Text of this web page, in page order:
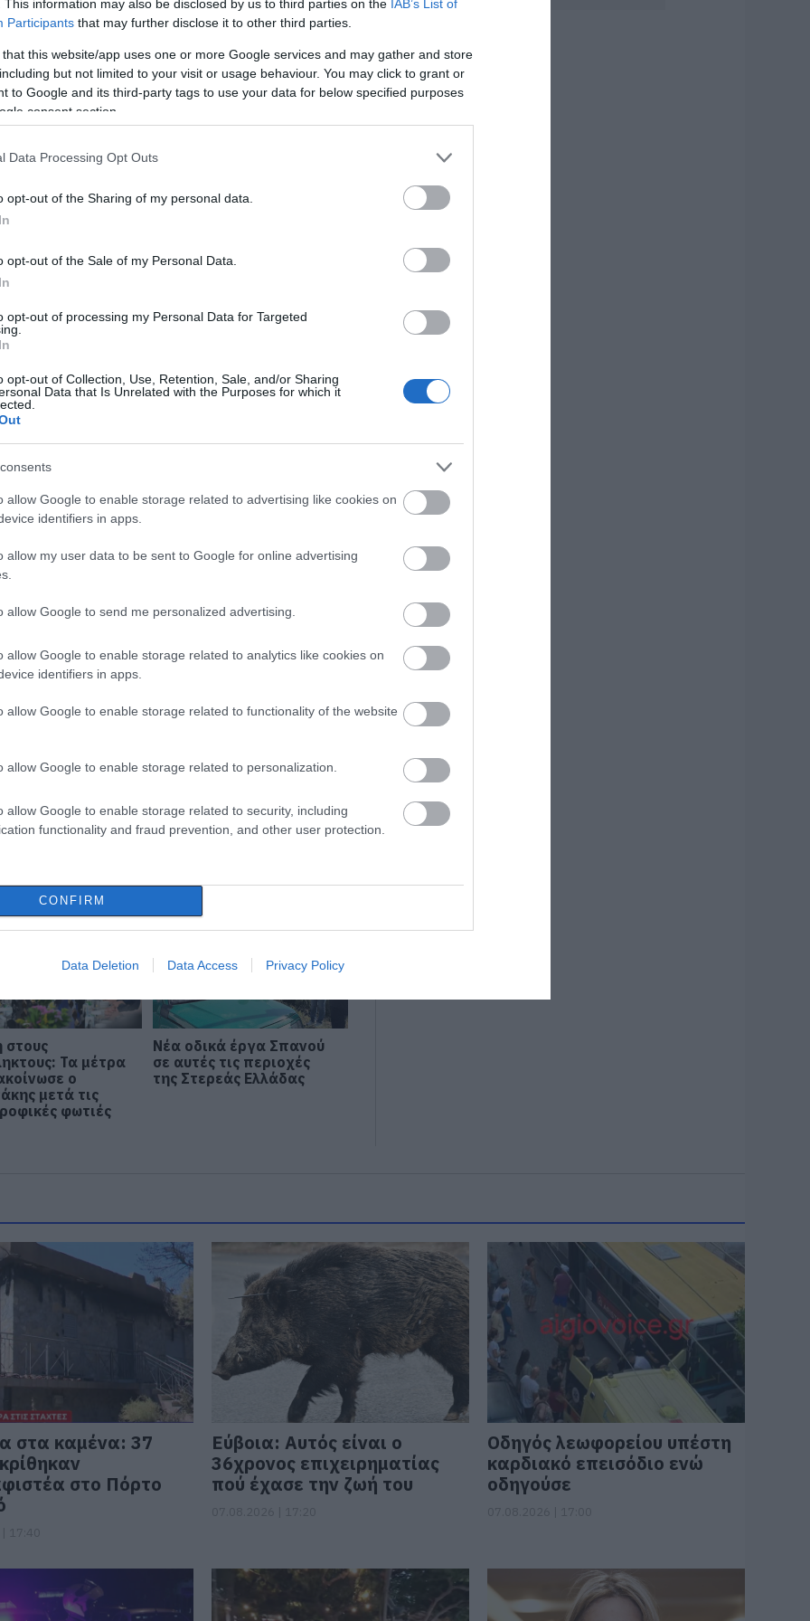
This information may also be disclosed by us to third parties on the IAB’s List of
Participants that may further disclose it to other third parties.
that this website/app uses one or more Google services and may gather and store
but not limited to your visit or usage behaviour. You may click to grant or
to Google and its third-party tags to use your data for below specified purposes
consent section.
Data Processing Opt Outs
opt-out of the Sharing of my personal data.
opt-out of the Sale of my Personal Data.
opt-out of processing my Personal Data for Targeted
opt-out of Collection, Use, Retention, Sale, and/or Sharing
Data that Is Unrelated with the Purposes for which it
allow Google to enable storage related to advertising like cookies on
identifiers in apps.
allow my user data to be sent to Google for online advertising
allow Google to send me personalized advertising.
allow Google to enable storage related to analytics like cookies on
identifiers in apps.
allow Google to enable storage related to functionality of the website
allow Google to enable storage related to personalization.
allow Google to enable storage related to security, including
functionality and fraud prevention, and other user protection.
CONFIRM
Data Deletion Data Access Privacy Policy
της ομάδας μας είναι να
φιλοδοξίες με σκοπό να δοθούν
News
από
δεν είναι
είναι έγκλημα
Στην ΑΑΔΕ ο Μητσοτάκης
δήλωσε
στους
Τα μέτρα
ο
μετά τις
φωτιές
Νέα οδικά έργα Σπανού
σε αυτές τις περιοχές
της Στερεάς Ελλάδας
στην Κύμη
Νέα αποκάλυψη του
evima: Αυτές οι
της Εύβοιας
πυροσβεστικά
οχήματα
07.08.2026 | 15:15
από τη Βοιωτία:
Αυτό που συμβαίνει
δεν είναι ατύχημα,
διαρκές και
συνεχιζόμενο
Μεγάλη προσοχή
δρόμος έχει γεμίσει
07.08.2026 | 14:45
Πότε θα πληρωθούν
οι συντάξεις
07.08.2026 | 14:30
Γυναίκα έχασε την
ζωή της
07.08.2026 | 14:15
στα καμένα: 37
στο Πόρτο
Εύβοια: Αυτός είναι ο
36χρονος επιχειρηματίας
πού έχασε την ζωή του
Οδηγός λεωφορείου υπέστη
καρδιακό επεισόδιο ενώ
οδηγούσε